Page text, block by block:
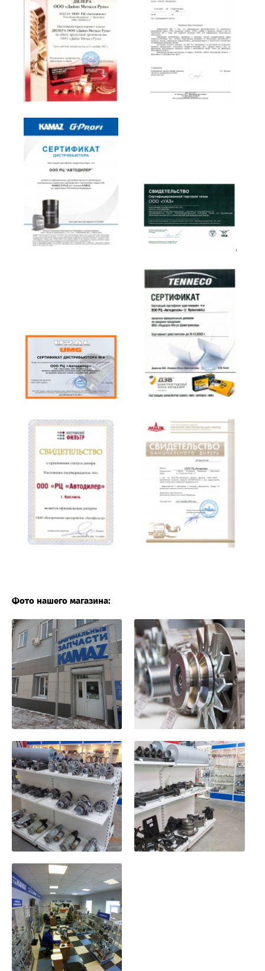
Фото нашего магазина: